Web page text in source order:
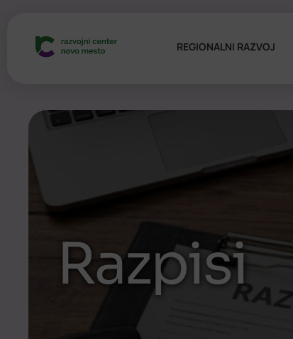
REGIONALNI RAZVOJ
Razpisi